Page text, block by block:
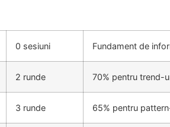
0 sesiuni Fundament de
2 runde 70% pentru trend-
3 runde 65% pentru